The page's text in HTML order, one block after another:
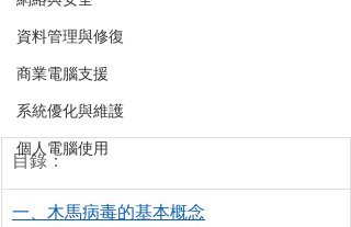
資料管理與修復
商業電腦支援
系統優化與維護
個人電腦使用
目錄：
一、木馬病毒的基本概念